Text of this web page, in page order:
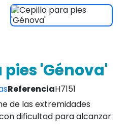
'Génova'
ReferenciaH7151
de las extremidades
dificultad para alcanzar